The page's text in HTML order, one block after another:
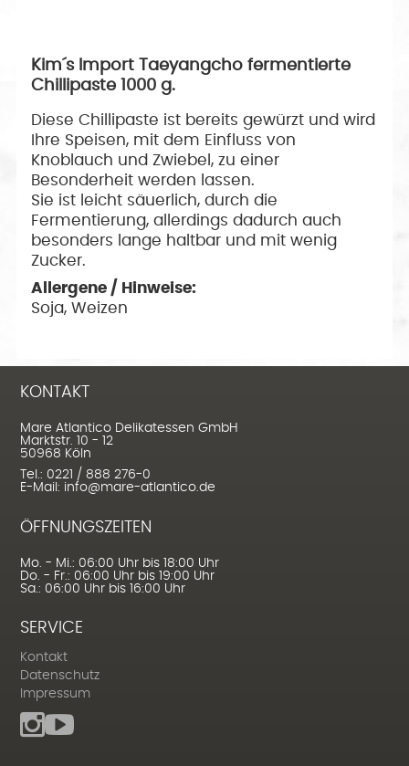
Kim´s Import Taeyangcho fermentierte
Chillipaste 1000 g.
Diese Chillipaste ist bereits gewürzt und wird
Ihre Speisen, mit dem Einfluss von
Knoblauch und Zwiebel, zu einer
Besonderheit werden lassen.
Sie ist leicht säuerlich, durch die
Fermentierung, allerdings dadurch auch
besonders lange haltbar und mit wenig
Zucker.
Allergene / Hinweise:
Soja, Weizen
KONTAKT
Mare Atlantico Delikatessen GmbH
Marktstr. 10 - 12
50968 Köln
Tel.: 0221 / 888 276-0
E-Mail: info@mare-atlantico.de
ÖFFNUNGSZEITEN
Mo. - Mi.: 06:00 Uhr bis 18:00 Uhr
Do. - Fr.: 06:00 Uhr bis 19:00 Uhr
Sa.: 06:00 Uhr bis 16:00 Uhr
SERVICE
Kontakt
Datenschutz
Impressum